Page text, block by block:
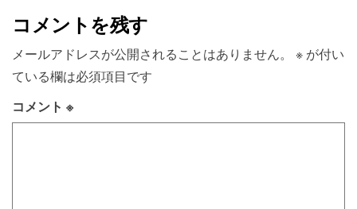
コメントを残す
メールアドレスが公開されることはありません。 ※ が付い
ている欄は必須項目です
コメント ※